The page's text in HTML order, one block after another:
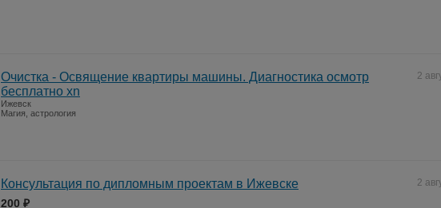
2
Очистка - Освящение квартиры машины. Диагностика осмотр
бесплатно xn
Ижевск
Магия, астрология
2
Консультация по дипломным проектам в Ижевске
200 ₽